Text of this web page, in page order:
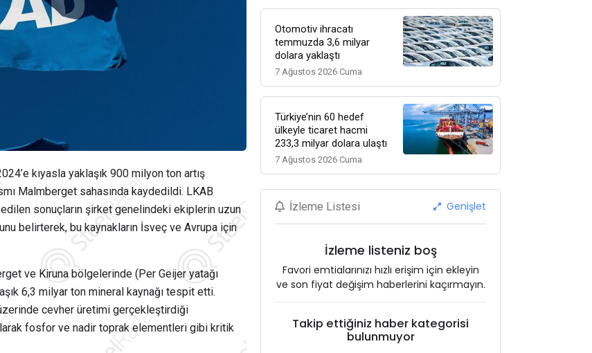
kıyasla yaklaşık 900 milyon ton artış
Malmberget sahasında kaydedildi. LKAB
sonuçların şirket genelindeki ekiplerin uzun
belirterek, bu kaynakların İsveç ve Avrupa için
ve Kiruna bölgelerinde (Per Geijer yatağı
6,3 milyar ton mineral kaynağı tespit etti.
cevher üretimi gerçekleştirdiği
fosfor ve nadir toprak elementleri gibi kritik
Otomotiv ihracatı
temmuzda 3,6 milyar
dolara yaklaştı
7 Ağustos 2026 Cuma
Türkiye’nin 60 hedef
ülkeyle ticaret hacmi
233,3 milyar dolara ulaştı
7 Ağustos 2026 Cuma
İzleme Listesi Genişlet
İzleme listeniz boş
Favori emtialarınızı hızlı erişim için ekleyin
ve son fiyat değişim haberlerini kaçırmayın.
Takip ettiğiniz haber kategorisi
bulunmuyor